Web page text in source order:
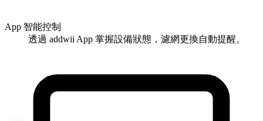
App 智能控制
透過 addwii App 掌握設備狀態，濾網更換自動提醒。